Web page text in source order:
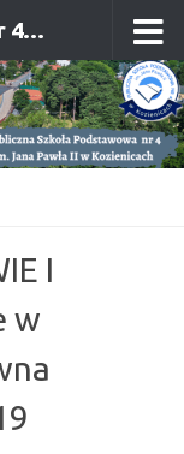
Publiczna Szkoła Podstawowa nr 4 im. Jana Pawła II w Kozienicach
I
w